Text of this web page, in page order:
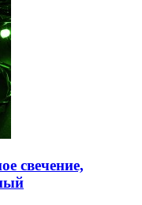
свечение,